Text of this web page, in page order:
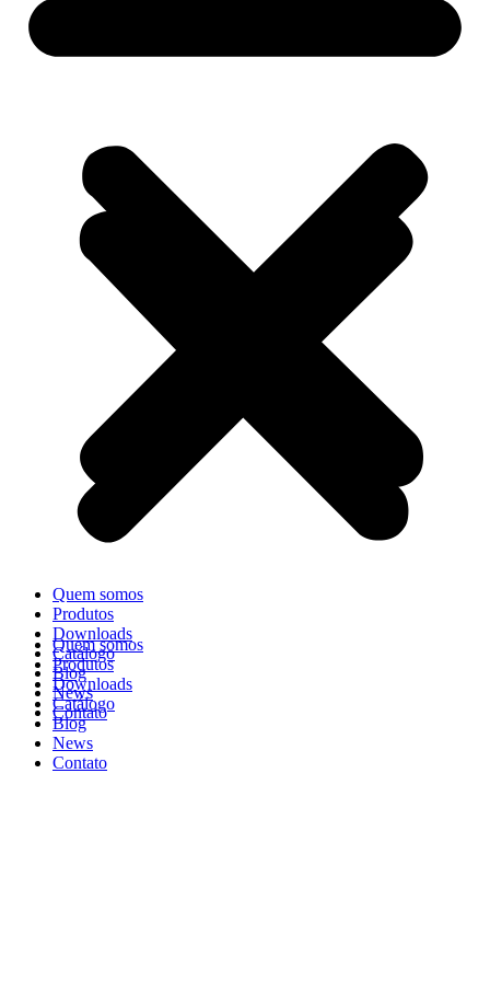
Quem somos
Produtos
Downloads
Catálogo
Blog
News
Contato
Quem somos
Produtos
Downloads
Catálogo
Blog
News
Contato